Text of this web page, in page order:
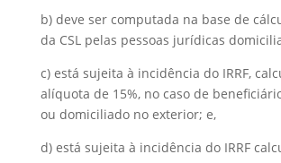
b) deve ser computada na base de
da CSL pelas pessoas jurídicas
c) está sujeita à incidência do IRRF,
alíquota de 15%, no caso de
ou domiciliado no exterior; e,
d) está sujeita à incidência do IRRF